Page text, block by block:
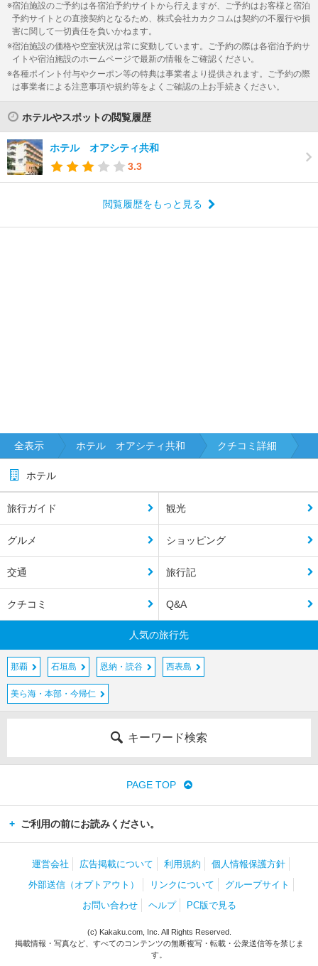
宿泊施設のご予約は各宿泊予約サイトから行えますが、ご予約はお客様と宿泊
予約サイトとの直接契約となるため、株式会社カカクコムは契約の不履行や損
害に関して一切責任を負いかねます。
宿泊施設の価格や空室状況は常に変動しています。ご予約の際は各宿泊予約サ
イトや宿泊施設のホームページで最新の情報をご確認ください。
各種ポイント付与やクーポン等の特典は事業者より提供されます。ご予約の際
は事業者による注意事項や規約等をよくご確認の上お手続きください。
ホテルやスポットの閲覧履歴
ホテル オアシティ共和
3.3
閲覧履歴をもっと見る
全表示 ホテル オアシティ共和 クチコミ詳細
ホテル
旅行ガイド 観光
グルメ ショッピング
交通 旅行記
クチコミ Q&A
人気の旅行先
那覇 石垣島 恩納・読谷 西表島
美ら海・本部・今帰仁
キーワード検索
PAGE TOP
ご利用の前にお読みください。
運営会社 広告掲載について 利用規約
個人情報保護方針
外部送信（オプトアウト）
リンクについて
グループサイト
お問い合わせ
ヘルプ PC版で見る
(c) Kakaku.com, Inc. All Rights Reserved.
掲載情報・写真など、すべてのコンテンツの無断複写・転載・公衆送信等を禁じま
す。